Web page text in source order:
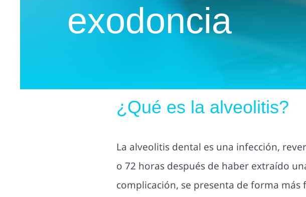
exodoncia
¿Qué es la alveolitis?
La alveolitis dental es una infección,
o 72 horas después de haber extraído
complicación, se presenta de forma más